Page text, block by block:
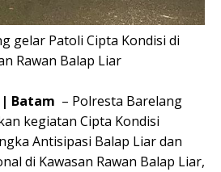
gelar Patoli Cipta Kondisi di
Rawan Balap Liar
| Batam – Polresta Barelang
kegiatan Cipta Kondisi
Antisipasi Balap Liar dan
di Kawasan Rawan Balap Liar,